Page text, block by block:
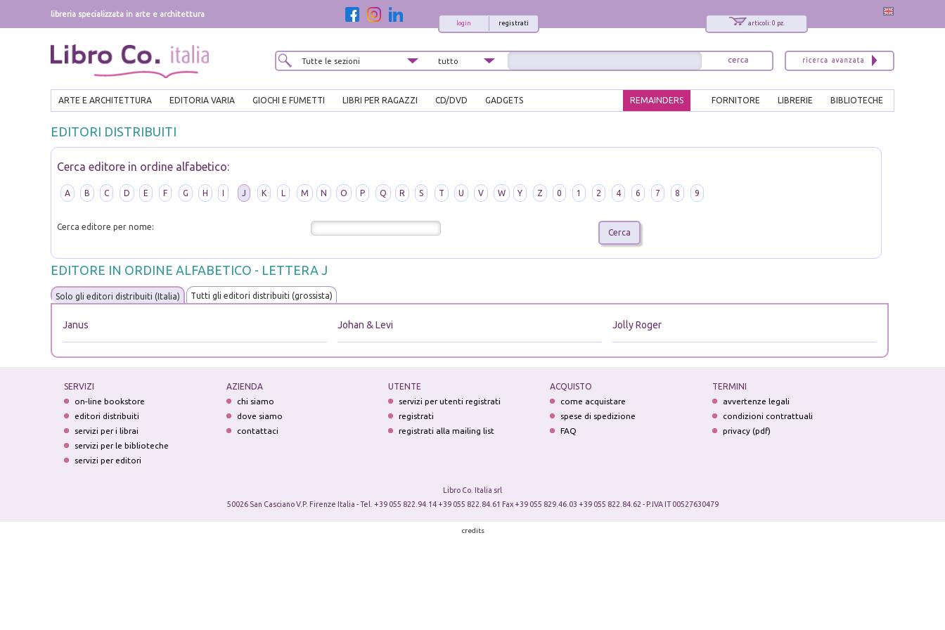
libreria specializzata in arte e architettura
articoli: 0 pz.
registrati
login
ARTE E ARCHITETTURA EDITORIA VARIA GIOCHI E FUMETTI LIBRI PER RAGAZZI CD/DVD GADGETS BIBLIOTECHE
LIBRERIE
FORNITORE
REMAINDERS
EDITORI DISTRIBUITI
Cerca editore in ordine alfabetico:
A B C D E F G H J K M N O P Q R S T U V W Y Z 0 1 2 4 6 7 8 9
Cerca editore per nome:
EDITORE IN ORDINE ALFABETICO - LETTERA J
Solo gli editori distribuiti (Italia) Tutti gli editori distribuiti (grossista)
Janus Johan & Levi Jolly Roger
SERVIZI
on-line bookstore
editori distribuiti
servizi per i librai
servizi per le biblioteche
servizi per editori
AZIENDA
chi siamo
dove siamo
contattaci
UTENTE
servizi per utenti registrati
registrati
registrati alla mailing list
ACQUISTO
come acquistare
spese di spedizione
FAQ
TERMINI
avvertenze legali
condizioni contrattuali
privacy (pdf)
Libro Co. Italia srl
50026 San Casciano V.P. Firenze Italia - Tel. +39 055 822.94.14 +39 055 822.84.61 Fax +39 055 829.46.03 +39 055 822.84.62 - P.IVA IT 00527630479
credits